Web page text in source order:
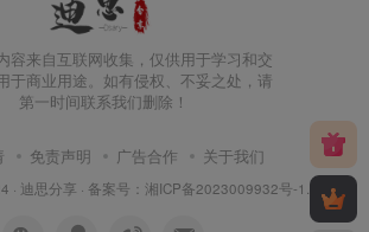
容来自互联网收集，仅供用于学习和交
于商业用途。如有侵权、不妥之处，请
第一时间联系我们删除！
免责声明 广告合作 关于我们
· 迪思分享 · 备案号： 湘ICP备2023009932号-1